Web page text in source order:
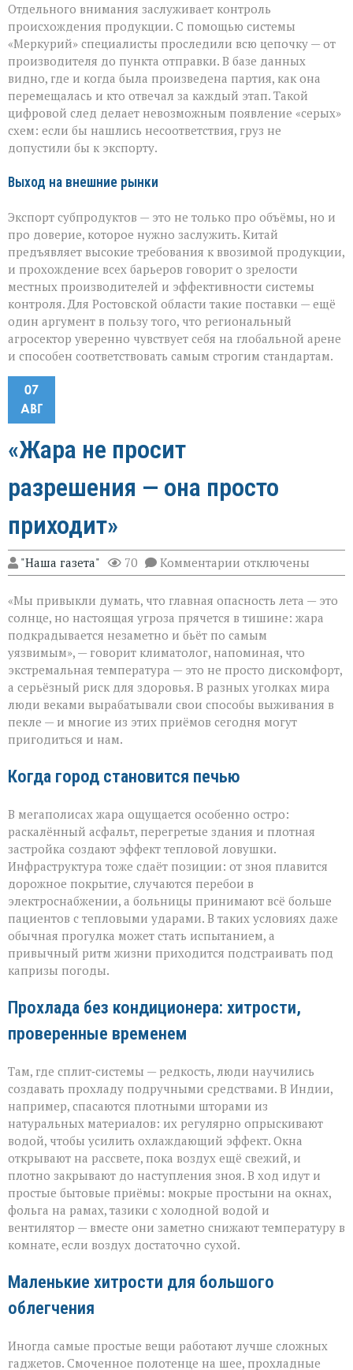
Отдельного внимания заслуживает контроль
происхождения продукции. С помощью системы
«Меркурий» специалисты проследили всю цепочку — от
производителя до пункта отправки. В базе данных
видно, где и когда была произведена партия, как она
перемещалась и кто отвечал за каждый этап. Такой
цифровой след делает невозможным появление «серых»
схем: если бы нашлись несоответствия, груз не
допустили бы к экспорту.
Выход на внешние рынки
Экспорт субпродуктов — это не только про объёмы, но и
про доверие, которое нужно заслужить. Китай
предъявляет высокие требования к ввозимой продукции,
и прохождение всех барьеров говорит о зрелости
местных производителей и эффективности системы
контроля. Для Ростовской области такие поставки — ещё
один аргумент в пользу того, что региональный
агросектор уверенно чувствует себя на глобальной арене
и способен соответствовать самым строгим стандартам.
07
АВГ
«Жара не просит
разрешения — она просто
приходит»
"Наша газета" 70 Комментарии к
записи
не
просит
разрешения — она
просто
приходит»
отключены
«Мы привыкли думать, что главная опасность лета — это
солнце, но настоящая угроза прячется в тишине: жара
подкрадывается незаметно и бьёт по самым
уязвимым», — говорит климатолог, напоминая, что
экстремальная температура — это не просто дискомфорт,
а серьёзный риск для здоровья. В разных уголках мира
люди веками вырабатывали свои способы выживания в
пекле — и многие из этих приёмов сегодня могут
пригодиться и нам.
Когда город становится печью
В мегаполисах жара ощущается особенно остро:
раскалённый асфальт, перегретые здания и плотная
застройка создают эффект тепловой ловушки.
Инфраструктура тоже сдаёт позиции: от зноя плавится
дорожное покрытие, случаются перебои в
электроснабжении, а больницы принимают всё больше
пациентов с тепловыми ударами. В таких условиях даже
обычная прогулка может стать испытанием, а
привычный ритм жизни приходится подстраивать под
капризы погоды.
Прохлада без кондиционера: хитрости,
проверенные временем
Там, где сплит‑системы — редкость, люди научились
создавать прохладу подручными средствами. В Индии,
например, спасаются плотными шторами из
натуральных материалов: их регулярно опрыскивают
водой, чтобы усилить охлаждающий эффект. Окна
открывают на рассвете, пока воздух ещё свежий, и
плотно закрывают до наступления зноя. В ход идут и
простые бытовые приёмы: мокрые простыни на окнах,
фольга на рамах, тазики с холодной водой и
вентилятор — вместе они заметно снижают температуру в
комнате, если воздух достаточно сухой.
Маленькие хитрости для большого
облегчения
Иногда самые простые вещи работают лучше сложных
гаджетов. Смоченное полотенце на шее, прохладные